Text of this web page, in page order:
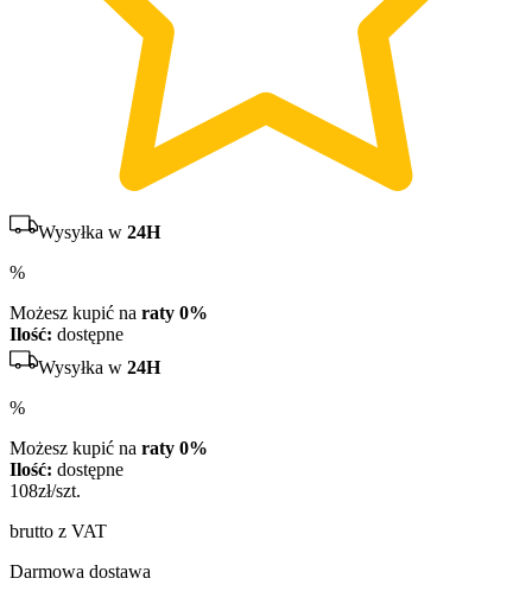
Wysyłka w 24H
%
Możesz kupić na raty 0%
Ilość: dostępne
Wysyłka w 24H
%
Możesz kupić na raty 0%
Ilość: dostępne
108zł/szt.
brutto z VAT
Darmowa dostawa